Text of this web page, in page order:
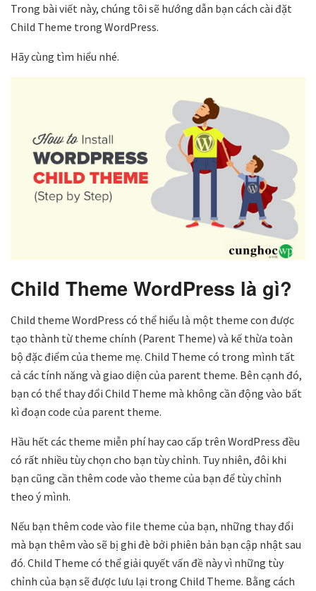
Trong bài viết này, chúng tôi sẽ hướng dẫn bạn cách cài đặt
Child Theme trong WordPress.
Hãy cùng tìm hiểu nhé.
Child Theme WordPress là gì?
Child theme WordPress có thể hiểu là một theme con được
tạo thành từ theme chính (Parent Theme) và kế thừa toàn
bộ đặc điểm của theme mẹ. Child Theme có trong mình tất
cả các tính năng và giao diện của parent theme. Bên cạnh đó,
bạn có thể thay đổi Child Theme mà không cần động vào bất
kì đoạn code của parent theme.
Hầu hết các theme miễn phí hay cao cấp trên WordPress đều
có rất nhiều tùy chọn cho bạn tùy chỉnh. Tuy nhiên, đôi khi
bạn cũng cần thêm code vào theme của bạn để tùy chỉnh
theo ý mình.
Nếu bạn thêm code vào file theme của bạn, những thay đổi
mà bạn thêm vào sẽ bị ghi đè bởi phiên bản bạn cập nhật sau
đó. Child Theme có thể giải quyết vấn đề này vì những tùy
chỉnh của bạn sẽ được lưu lại trong Child Theme. Bằng cách